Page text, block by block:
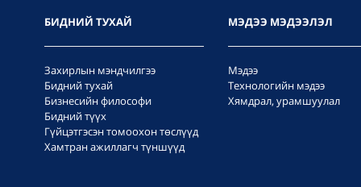
БИДНИЙ ТУХАЙ
Захирлын мэндчилгээ
Бидний тухай
Бизнесийн философи
Бидний түүх
Гүйцэтгэсэн томоохон төслүүд
Хамтран ажиллагч түншүүд
МЭДЭЭ МЭДЭЭЛЭЛ
Мэдээ
Технологийн мэдээ
Хямдрал, урамшуулал